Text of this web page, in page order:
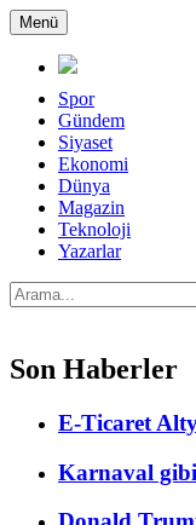
Menü
Spor
Gündem
Siyaset
Ekonomi
Dünya
Magazin
Teknoloji
Yazarlar
Son Haberler
E-Ticaret
Karnaval gibi